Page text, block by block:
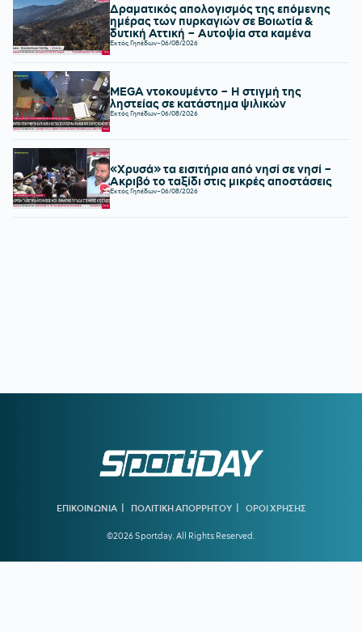
Δραματικός απολογισμός της επόμενης
ημέρας των πυρκαγιών σε Βοιωτία &
δυτική Αττική – Αυτοψία στα καμένα
Εκτός Γηπέδων-06/08/2026
MEGA ντοκουμέντο – Η στιγμή της
ληστείας σε κατάστημα ψιλικών
Εκτός Γηπέδων-06/08/2026
«Χρυσά» τα εισιτήρια από νησί σε νησί –
Ακριβό το ταξίδι στις μικρές αποστάσεις
Εκτός Γηπέδων-06/08/2026
ΕΠΙΚΟΙΝΩΝΙΑ | ΠΟΛΙΤΙΚΗ ΑΠΟΡΡΗΤΟΥ | ΟΡΟΙ ΧΡΗΣΗΣ
©2026 Sportday. All Rights Reserved.